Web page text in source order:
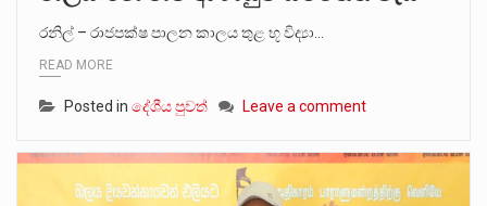
රනිල් – රාජපක්ෂ පාලන කාලය තුළ භූ විද්‍යා…
READ MORE
Posted in දේශීය පුවත් Leave a comment